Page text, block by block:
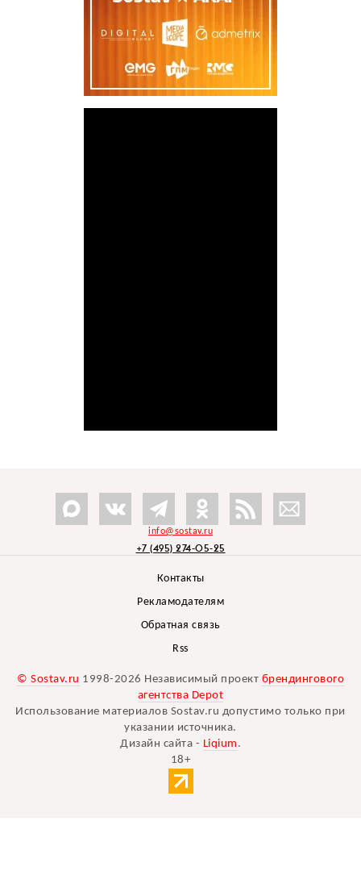
info@sostav.ru
+7 (495) 274-05-25
Контакты
Рекламодателям
Обратная связь
Rss
© Sostav.ru 1998-2026 Независимый проект брендингового
агентства Depot
Использование материалов Sostav.ru допустимо только при
указании источника.
Дизайн сайта - Liqium .
18+